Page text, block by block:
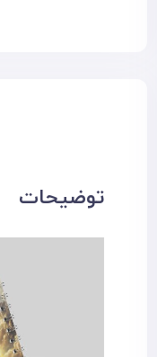
توضیحات